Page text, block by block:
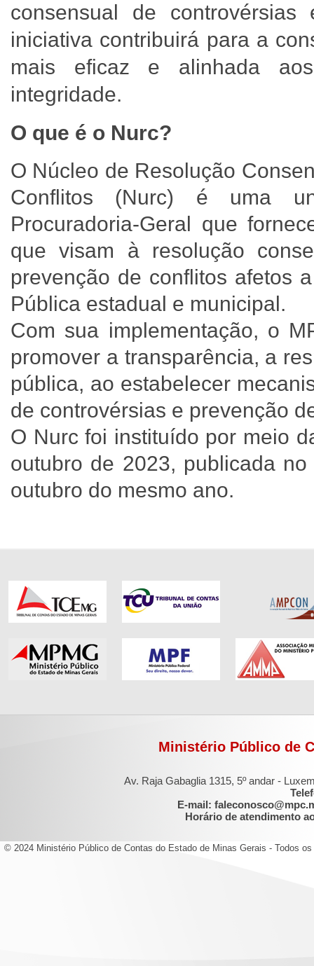
consensual de
iniciativa contribuirá para a
mais eficaz e alinhada
integridade.
O que é o Nurc?
O Núcleo de Resolução
Conflitos (Nurc) é uma
Procuradoria-Geral que
que visam à resolução
prevenção de conflitos afetos
Pública estadual e municipal.
Com sua implementação, o
promover a transparência, a
pública, ao estabelecer
de controvérsias e prevenção
O Nurc foi instituído por meio
outubro de 2023, publicada
outubro do mesmo ano.
Ministério Público de
Av. Raja Gabaglia 1315, 5º andar -
E-mail:
Horário de atendimento
© 2024 Ministério Público de Contas do Estado de Minas Gerais - Todos